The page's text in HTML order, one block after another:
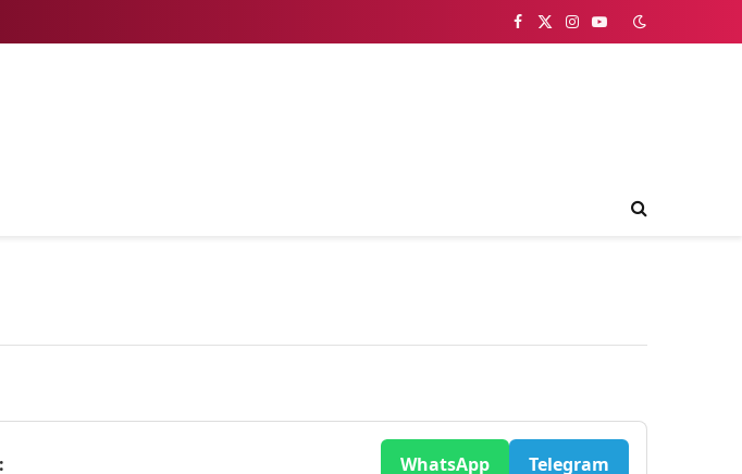
Facebook
X
Instagram
YouTube
WhatsApp Telegram